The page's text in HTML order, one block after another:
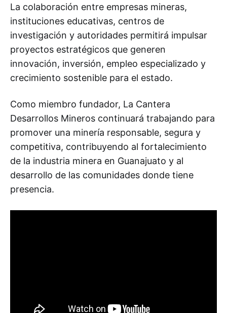
La colaboración entre empresas mineras,
instituciones educativas, centros de
investigación y autoridades permitirá impulsar
proyectos estratégicos que generen
innovación, inversión, empleo especializado y
crecimiento sostenible para el estado.
Como miembro fundador, La Cantera
Desarrollos Mineros continuará trabajando para
promover una minería responsable, segura y
competitiva, contribuyendo al fortalecimiento
de la industria minera en Guanajuato y al
desarrollo de las comunidades donde tiene
presencia.